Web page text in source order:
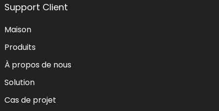
Support Client
Maison
Produits
À propos de nous
Solution
Cas de projet